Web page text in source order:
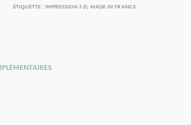
ÉTIQUETTE : IMPRESSION 3 D; MADE IN FRANCE